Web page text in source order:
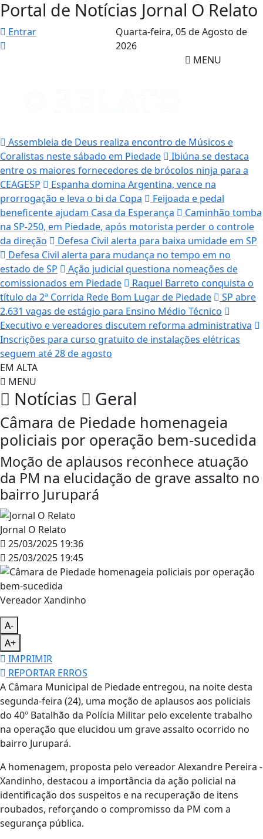
Portal de Notícias Jornal O Relato
Entrar Quarta-feira, 05 de Agosto de
2026
MENU
Assembleia de Deus realiza encontro de Músicos e
Coralistas neste sábado em Piedade
Ibiúna se destaca
entre os maiores fornecedores de brócolos ninja para a
CEAGESP
Espanha domina Argentina, vence na
prorrogação e leva o bi da Copa
Feijoada e pedal
beneficente ajudam Casa da Esperança
Caminhão tomba
na SP-250, em Piedade, após motorista perder o controle
da direção
Defesa Civil alerta para baixa umidade em SP
Defesa Civil alerta para mudança no tempo em no
estado de SP
Ação judicial questiona nomeações de
comissionados em Piedade
Raquel Barreto conquista o
título da 2ª Corrida Rede Bom Lugar de Piedade
SP abre
2.631 vagas de estágio para Ensino Médio Técnico
Executivo e vereadores discutem reforma administrativa
Inscrições para curso gratuito de instalações elétricas
seguem até 28 de agosto
EM ALTA
MENU
Notícias Geral
Câmara de Piedade homenageia
policiais por operação bem-sucedida
Moção de aplausos reconhece atuação
da PM na elucidação de grave assalto no
bairro Jurupará
Jornal O Relato
25/03/2025 19:36
25/03/2025 19:45
Vereador Xandinho
A-
A+
IMPRIMIR
REPORTAR ERROS
A Câmara Municipal de Piedade entregou, na noite desta
segunda-feira (24), uma moção de aplausos aos policiais
do 40º Batalhão da Polícia Militar pelo excelente trabalho
na operação que elucidou um grave assalto ocorrido no
bairro Jurupará.
A homenagem, proposta pelo vereador Alexandre Pereira -
Xandinho, destacou a importância da ação policial na
identificação dos suspeitos e na recuperação de itens
roubados, reforçando o compromisso da PM com a
segurança pública.